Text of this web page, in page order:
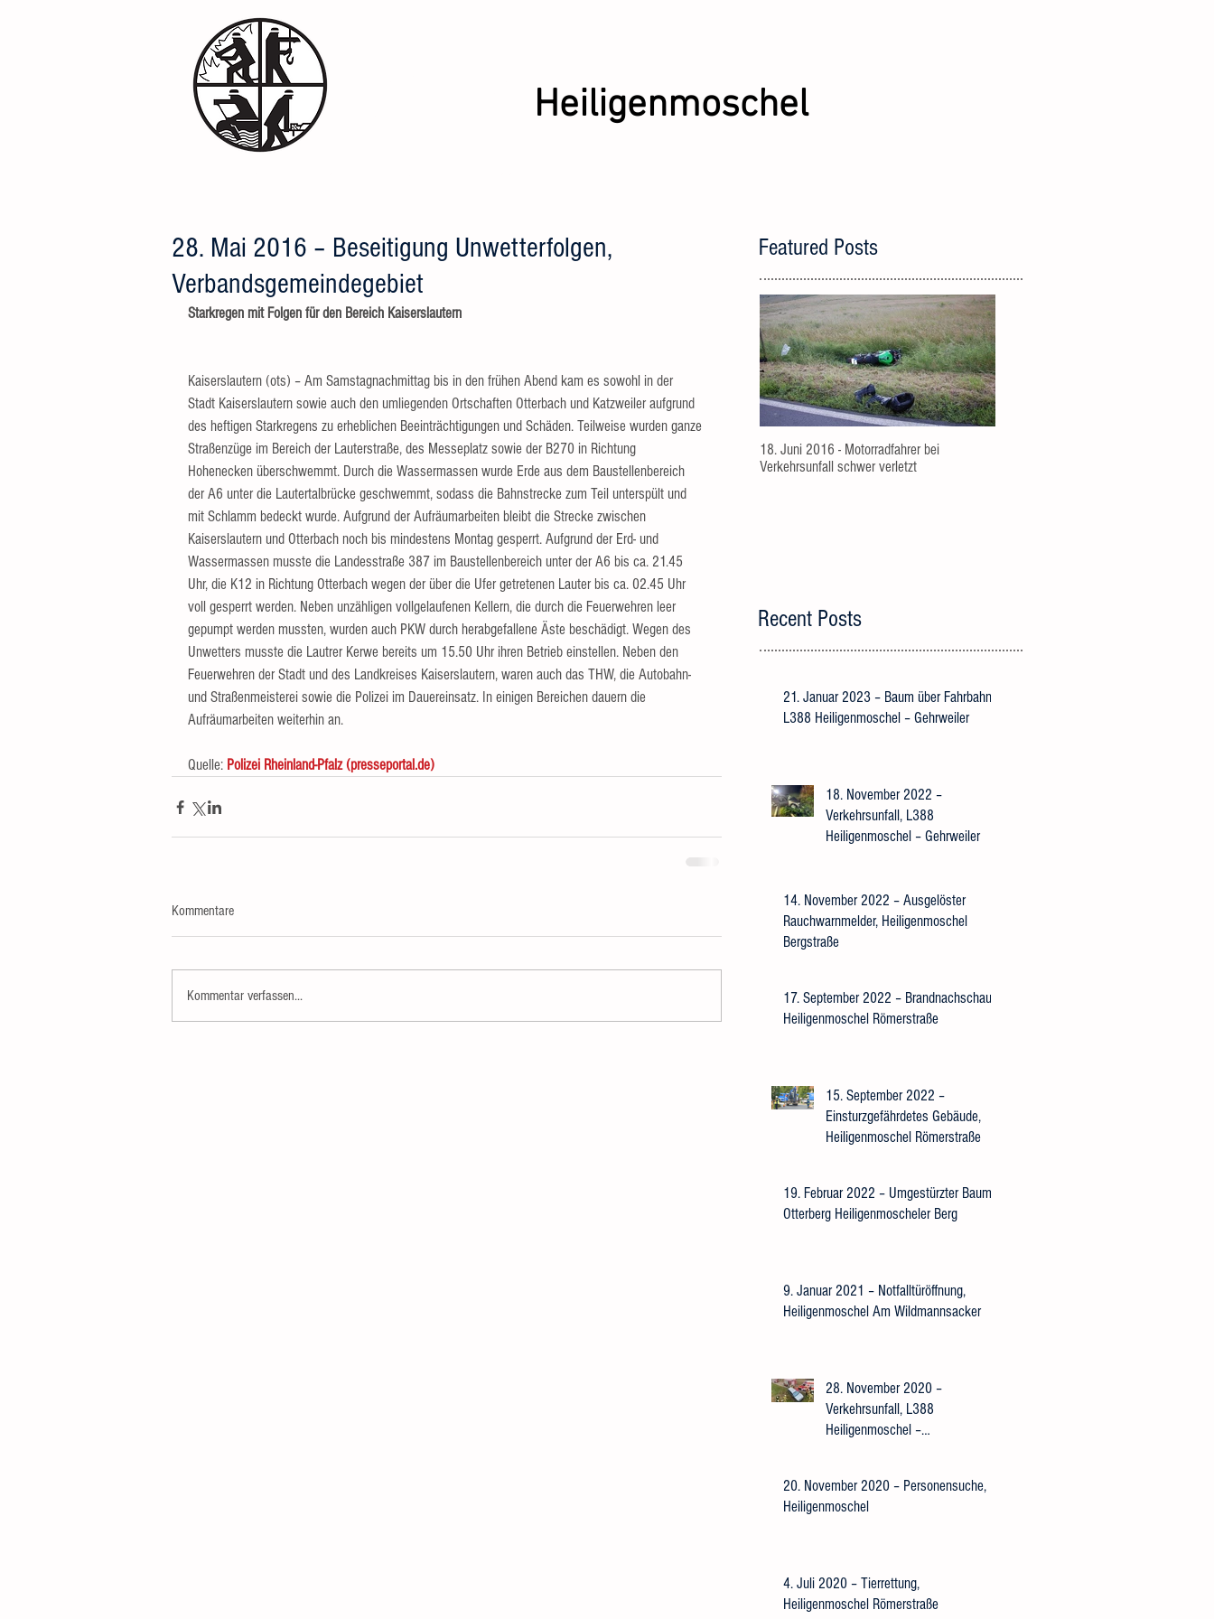
Heiligenmoschel
28. Mai 2016 – Beseitigung Unwetterfolgen,
Verbandsgemeindegebiet
Starkregen mit Folgen für den Bereich Kaiserslautern
Kaiserslautern (ots) – Am Samstagnachmittag bis in den frühen Abend kam es sowohl in der
Stadt Kaiserslautern sowie auch den umliegenden Ortschaften Otterbach und Katzweiler aufgrund
des heftigen Starkregens zu erheblichen Beeinträchtigungen und Schäden. Teilweise wurden ganze
Straßenzüge im Bereich der Lauterstraße, des Messeplatz sowie der B270 in Richtung
Hohenecken überschwemmt. Durch die Wassermassen wurde Erde aus dem Baustellenbereich
der A6 unter die Lautertalbrücke geschwemmt, sodass die Bahnstrecke zum Teil unterspült und
mit Schlamm bedeckt wurde. Aufgrund der Aufräumarbeiten bleibt die Strecke zwischen
Kaiserslautern und Otterbach noch bis mindestens Montag gesperrt. Aufgrund der Erd- und
Wassermassen musste die Landesstraße 387 im Baustellenbereich unter der A6 bis ca. 21.45
Uhr, die K12 in Richtung Otterbach wegen der über die Ufer getretenen Lauter bis ca. 02.45 Uhr
voll gesperrt werden. Neben unzähligen vollgelaufenen Kellern, die durch die Feuerwehren leer
gepumpt werden mussten, wurden auch PKW durch herabgefallene Äste beschädigt. Wegen des
Unwetters musste die Lautrer Kerwe bereits um 15.50 Uhr ihren Betrieb einstellen. Neben den
Feuerwehren der Stadt und des Landkreises Kaiserslautern, waren auch das THW, die Autobahn-
und Straßenmeisterei sowie die Polizei im Dauereinsatz. In einigen Bereichen dauern die
Aufräumarbeiten weiterhin an.
Quelle: Polizei Rheinland-Pfalz (presseportal.de)
Kommentare
Kommentar verfassen...
Featured Posts
18. Juni 2016 - Motorradfahrer bei
Verkehrsunfall schwer verletzt
Recent Posts
21. Januar 2023 – Baum über Fahrbahn,
L388 Heiligenmoschel – Gehrweiler
18. November 2022 –
Verkehrsunfall, L388
Heiligenmoschel – Gehrweiler
14. November 2022 – Ausgelöster
Rauchwarnmelder, Heiligenmoschel
Bergstraße
17. September 2022 – Brandnachschau,
Heiligenmoschel Römerstraße
15. September 2022 –
Einsturzgefährdetes Gebäude,
Heiligenmoschel Römerstraße
19. Februar 2022 – Umgestürzter Baum,
Otterberg Heiligenmoscheler Berg
9. Januar 2021 – Notfalltüröffnung,
Heiligenmoschel Am Wildmannsacker
28. November 2020 –
Verkehrsunfall, L388
Heiligenmoschel –
20. November 2020 – Personensuche,
Heiligenmoschel
4. Juli 2020 – Tierrettung,
Heiligenmoschel Römerstraße